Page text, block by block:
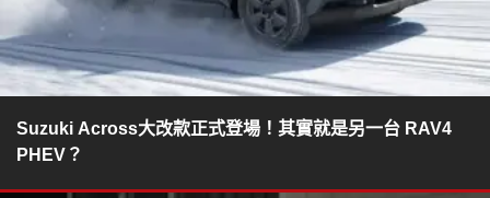
Suzuki Across大改款正式登場！其實就是另一台 RAV4
PHEV？